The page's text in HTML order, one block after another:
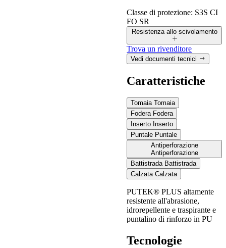
Classe di protezione: S3S CI
FO SR
Resistenza allo scivolamento
Valori misurati secondo i requisiti della norma EN ISO
20345:2022, con metodo di prova definito dalla EN 13287.
LUPOS
calzatura
inclinata verso il
calzatura
0,27
Trova un rivenditore
Vedi documenti tecnici
Caratteristiche
Tomaia Tomaia
Fodera Fodera
Inserto Inserto
Puntale Puntale
Antiperforazione
Antiperforazione
Battistrada Battistrada
Calzata Calzata
PUTEK® PLUS altamente
resistente all'abrasione,
idrorepellente e traspirante e
puntalino di rinforzo in PU
Tecnologie